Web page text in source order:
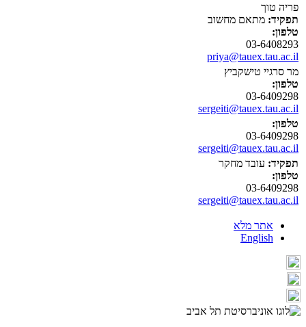
פריה טוך
תפקיד: מתאם מחשוב
טלפון:
03-6408293
priya@tauex.tau.ac.il
מר סרגיי טישקביץ
טלפון:
03-6409298
sergeiti@tauex.tau.ac.il
טלפון:
03-6409298
sergeiti@tauex.tau.ac.il
תפקיד: עובד מחקר
טלפון:
03-6409298
sergeiti@tauex.tau.ac.il
אתר מלא
English